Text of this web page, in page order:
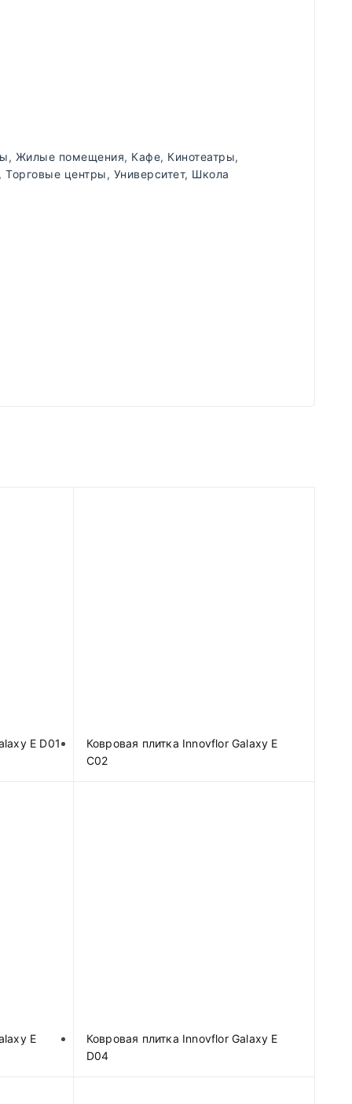
, Жилые помещения, Кафе, Кинотеатры,
Торговые центры, Университет, Школа
E D01
Ковровая плитка Innovflor Galaxy E
C02
E
Ковровая плитка Innovflor Galaxy E
D04